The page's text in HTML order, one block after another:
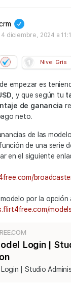
4 diciembre, 2024 a
Nivel Gris
empezar es
, y que según tu
de ganancia
neto.
de las
de una serie
en el siguiente
por la opción
Login |
| Studio